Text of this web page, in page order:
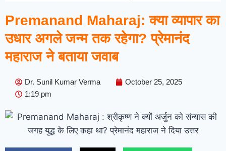
Premanand Maharaj: क्या व्यापार का
उधार अगले जन्म तक रहेगा? प्रेमानंद
महाराज ने बताया जवाब
Dr. Sunil Kumar Verma
October 25, 2025
1:19 pm